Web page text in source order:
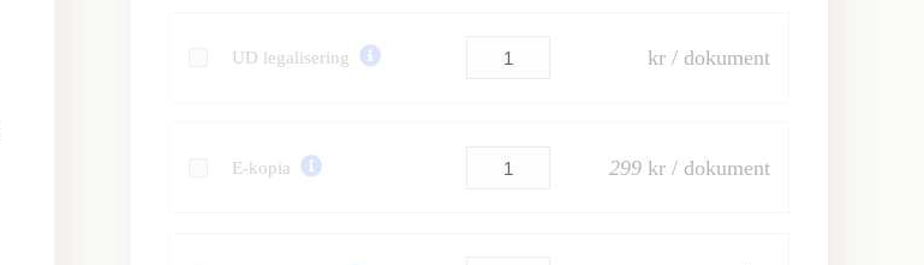
UD legalisering kr / dokument
E-kopia 299 kr / dokument